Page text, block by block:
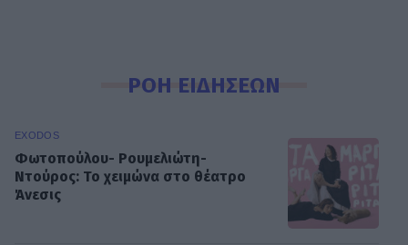
ΡΟΗ ΕΙΔΗΣΕΩΝ
EXODOS
Φωτοπούλου- Ρουμελιώτη-
Ντούρος: Το χειμώνα στο θέατρο
Άνεσις